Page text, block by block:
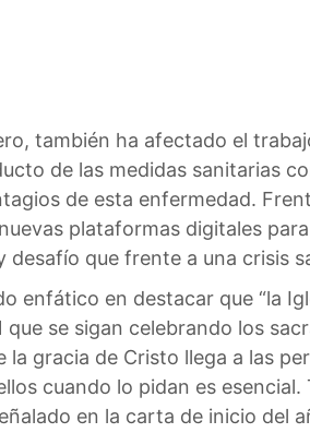
también ha afectado el
de las medidas sanitarias
de esta enfermedad.
plataformas digitales
desafío que frente a una crisis
enfático en destacar que “la
se sigan celebrando los
gracia de Cristo llega a las
cuando lo pidan es
en la carta de inicio del